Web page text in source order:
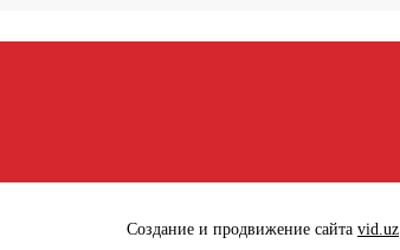
Создание и продвижение сайта vid.uz